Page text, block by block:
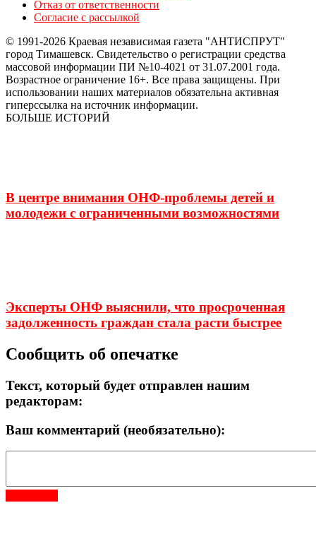
Отказ от ответственности
Согласие с рассылкой
© 1991-2026 Краевая независимая газета "АНТИСПРУТ"
город Тимашевск. Свидетельство о регистрации средства
массовой информации ПИ №10-4021 от 31.07.2001 года.
Возрастное ограничение 16+. Все права защищены. При
использовании наших материалов обязательна активная
гиперссылка на источник информации.
БОЛЬШЕ ИСТОРИЙ
В центре внимания ОНФ-проблемы детей и
молодежи с ограниченными возможностями
Эксперты ОНФ выяснили, что просроченная
задолженность граждан стала расти быстрее
Сообщить об опечатке
Текст, который будет отправлен нашим
редакторам:
Ваш комментарий (необязательно):